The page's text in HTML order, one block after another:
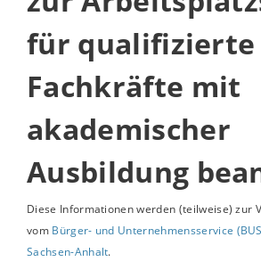
für qualifizierte
Fachkräfte mit
akademischer
Ausbildung
Diese Informationen werden (teilweise) zur
vom Bürger- und Unternehmensservice
Sachsen-Anhalt.